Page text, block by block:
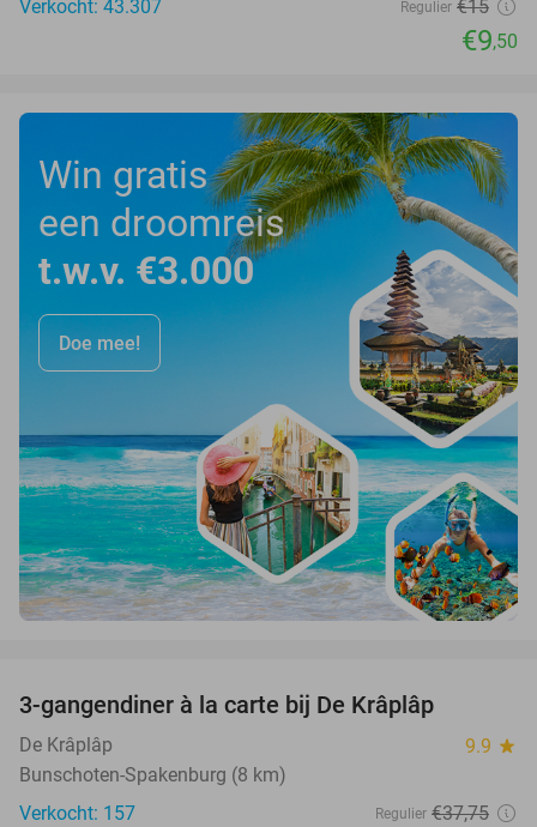
Verkocht: 43.307
Regulier €15
€9,50
Win gratis
een droomreis
t.w.v. €3.000
Doe mee!
3-gangendiner à la carte bij De Krâplâp
De Krâplâp 9.9 star
Bunschoten-Spakenburg (8 km)
Verkocht: 157
Regulier €37,75